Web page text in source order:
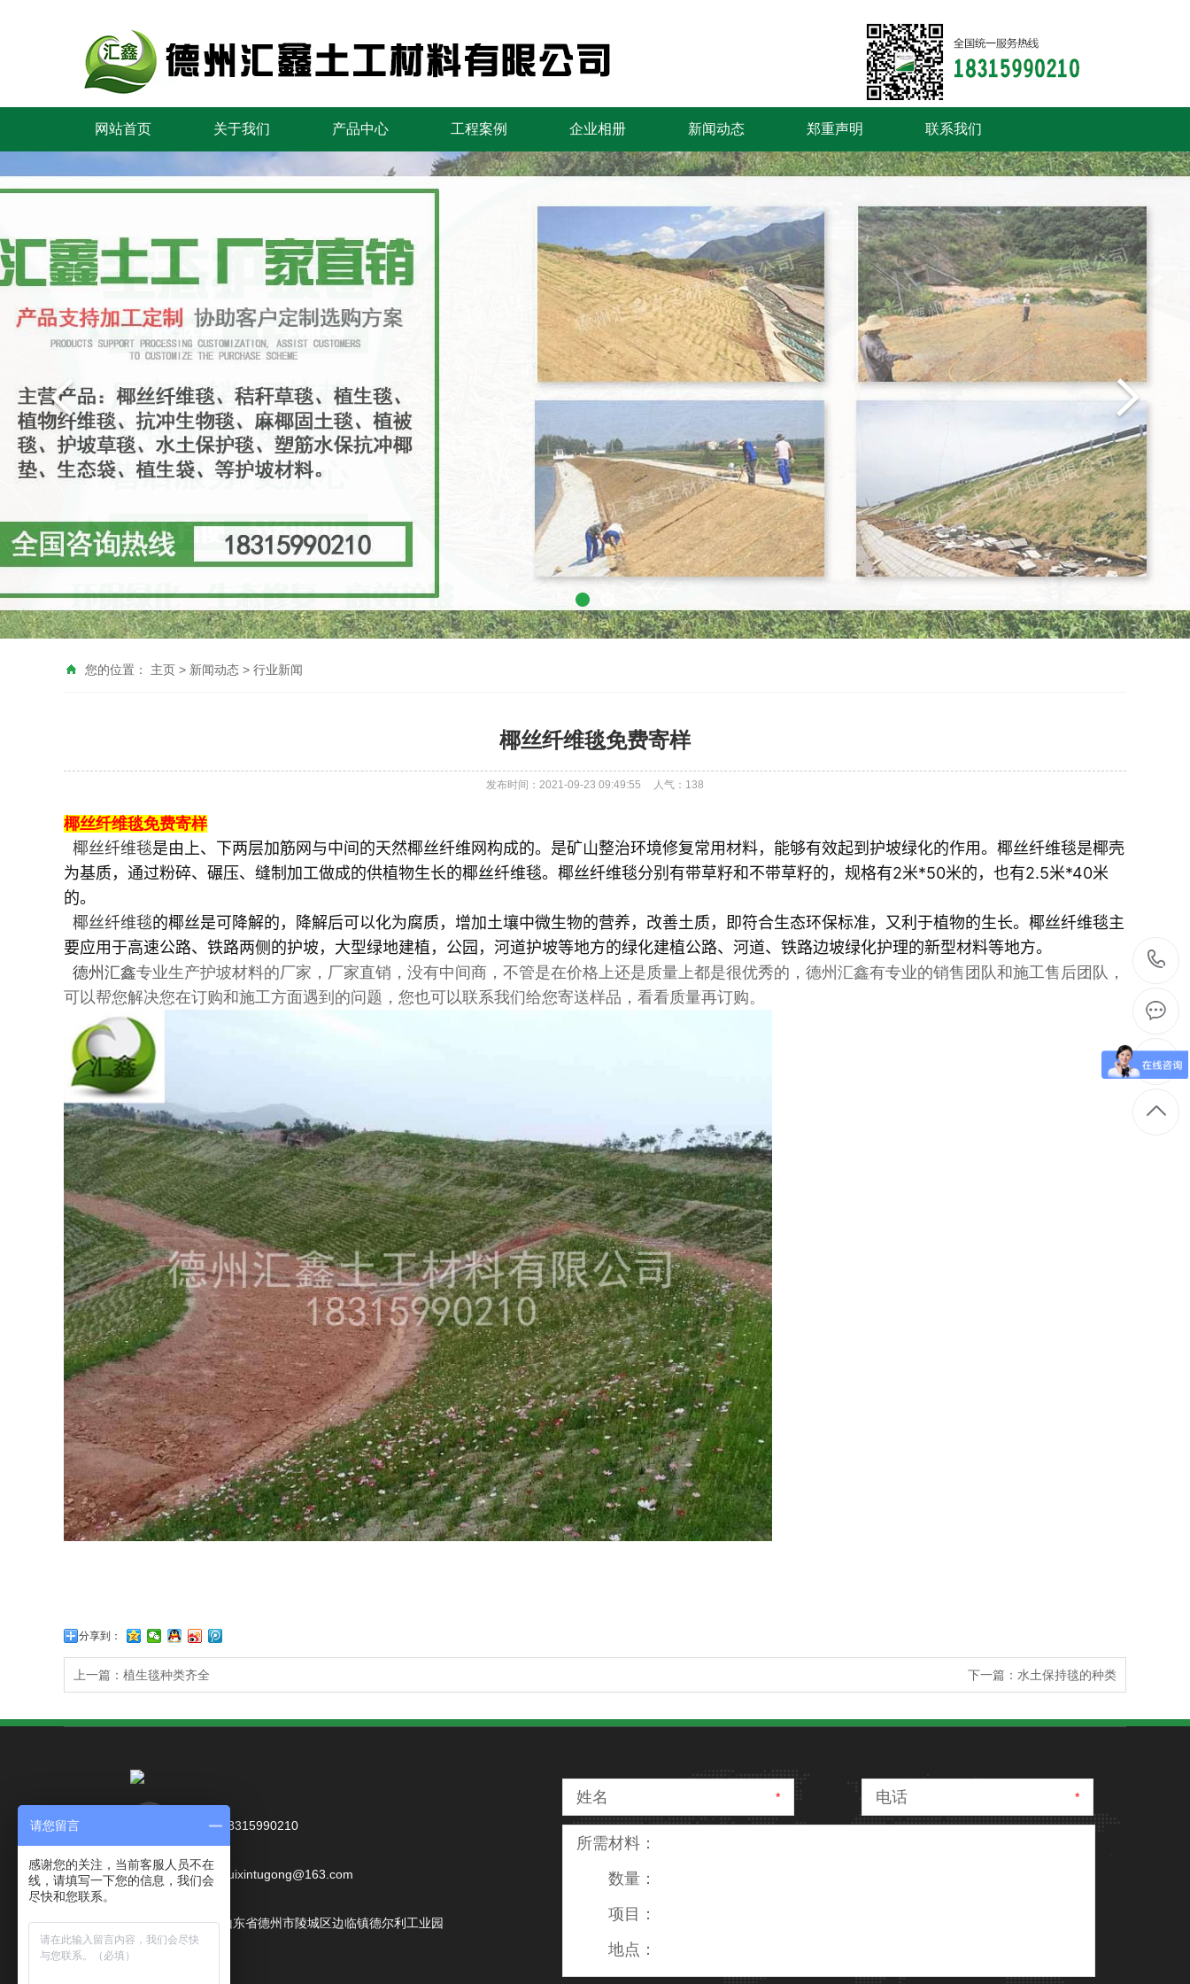
网站首页 关于我们 产品中心 工程案例 企业相册 新闻动态 郑重声明 联系我们
您的位置： 主页 > 新闻动态 > 行业新闻
椰丝纤维毯免费寄样
发布时间：2021-09-23 09:49:55 人气： 138
椰丝纤维毯免费寄样
椰丝纤维毯是由上、下两层加筋网与中间的天然椰丝纤维网构成的。是矿山整治环境修复常用材料，能够有效起到护坡绿化的作用。椰丝纤维毯是椰壳
为基质，通过粉碎、碾压、缝制加工做成的供植物生长的椰丝纤维毯。椰丝纤维毯分别有带草籽和不带草籽的，规格有2米*50米的，也有2.5米*40米
的。
椰丝纤维毯的椰丝是可降解的，降解后可以化为腐质，增加土壤中微生物的营养，改善土质，即符合生态环保标准，又利于植物的生长。椰丝纤维毯主
要应用于高速公路、铁路两侧的护坡，大型绿地建植，公园，河道护坡等地方的绿化建植公路、河道、铁路边坡绿化护理的新型材料等地方。
德州汇鑫专业生产护坡材料的厂家，厂家直销，没有中间商，不管是在价格上还是质量上都是很优秀的，德州汇鑫有专业的销售团队和施工售后团队，
可以帮您解决您在订购和施工方面遇到的问题，您也可以联系我们给您寄送样品，看看质量再订购。
分享到：
上一篇：植生毯种类齐全 下一篇：水土保持毯的种类
电话：18315990210
邮箱：huixintugong@163.com
地址：山东省德州市陵城区边临镇德尔利工业园
姓名 * 电话 *
所需材料：
数量：
项目：
地点：
请您留言
感谢您的关注，当前客服人员不在
线，请填写一下您的信息，我们会
尽快和您联系。